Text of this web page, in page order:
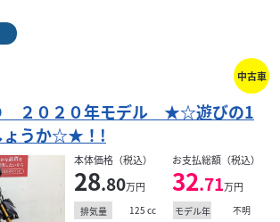
中古車
２０２０年モデル ★☆遊びの1
ょうか☆★！!
本体価格（税込）
28.80万円
お支払総額（税込）
32.71万円
排気量 125 cc モデル年
不明